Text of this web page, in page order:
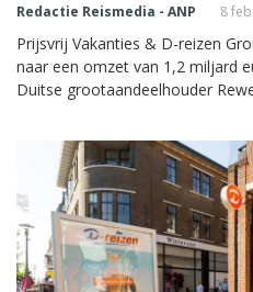
Redactie Reismedia - ANP 8
Prijsvrij Vakanties & D-reizen
naar een omzet van 1,2 miljard
Duitse grootaandeelhouder